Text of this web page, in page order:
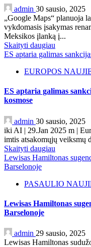
admin 30 sausio, 2025
„Google Maps“ planuoja
vykdomasis įsakymas
Meksikos įlanką į...
Skaityti daugiau
ES aptaria galimas
EUROPOS
ES aptaria galimas
kosmose
admin 30 sausio, 2025
iki AI | 29.Jan 2025 m |
imtis atsakomųjų veiksmų
Skaityti daugiau
Lewisas Hamiltonas
Barselonoje
PASAULIO
Lewisas Hamiltonas
Barselonoje
admin 29 sausio, 2025
Lewisas Hamiltonas